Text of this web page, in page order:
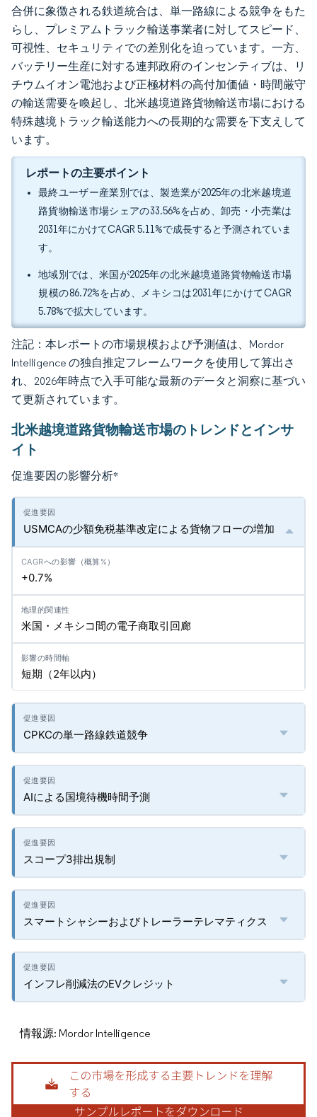
合併に象徴される鉄道統合は、単一路線による競争をもた
らし、プレミアムトラック輸送事業者に対してスピード、
可視性、セキュリティでの差別化を迫っています。一方、
バッテリー生産に対する連邦政府のインセンティブは、リ
チウムイオン電池および正極材料の高付加価値・時間厳守
の輸送需要を喚起し、北米越境道路貨物輸送市場における
特殊越境トラック輸送能力への長期的な需要を下支えして
います。
レポートの主要ポイント
最終ユーザー産業別では、製造業が2025年の北米越境道
路貨物輸送市場シェアの33.56%を占め、卸売・小売業は
2031年にかけてCAGR 5.11%で成長すると予測されていま
す。
地域別では、米国が2025年の北米越境道路貨物輸送市場
規模の86.72%を占め、メキシコは2031年にかけてCAGR
5.78%で拡大しています。
注記：本レポートの市場規模および予測値は、Mordor
Intelligence の独自推定フレームワークを使用して算出さ
れ、2026年時点で入手可能な最新のデータと洞察に基づい
て更新されています。
北米越境道路貨物輸送市場のトレンドとインサ
イト
促進要因の影響分析*
USMCAの少額免税基準改定による貨物フローの増加
+0.7%
米国・メキシコ間の電子商取引回廊
短期（2年以内）
CPKCの単一路線鉄道競争
AIによる国境待機時間予測
スコープ3排出規制
スマートシャシーおよびトレーラーテレマティクス
インフレ削減法のEVクレジット
情報源: Mordor Intelligence